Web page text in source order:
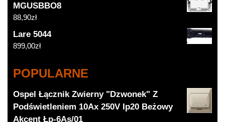
MGUSBBO8
88,90zł
Lare 5044
899,00zł
POPULARNE
Ospel Łącznik Zwierny "Dzwonek" Z
Podświetleniem 10Ax 250V Ip20 Beżowy
Akcent Łp-6As/01